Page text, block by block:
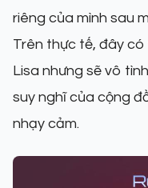
riêng của mình sau
Trên thực tế, đây
Lisa nhưng sẽ vô
suy nghĩ của cộng
nhạy cảm.